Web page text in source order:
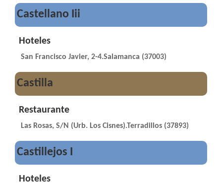
Castellano Iii
Hoteles
San Francisco Javier, 2-4.Salamanca (37003)
Castilla
Restaurante
Las Rosas, S/N (Urb. Los Cisnes).Terradillos (37893)
Castillejos I
Hoteles